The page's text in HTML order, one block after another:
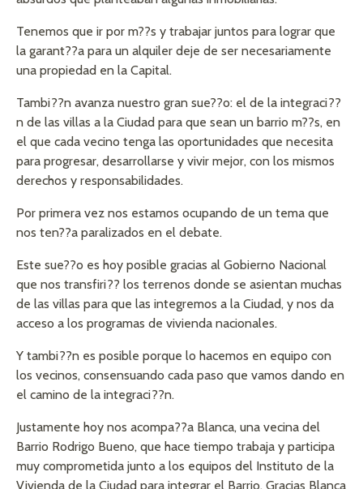
Tenemos que ir por m??s y trabajar juntos para lograr que
la garant??a para un alquiler deje de ser necesariamente
una propiedad en la Capital.
Tambi??n avanza nuestro gran sue??o: el de la integraci??
n de las villas a la Ciudad para que sean un barrio m??s, en
el que cada vecino tenga las oportunidades que necesita
para progresar, desarrollarse y vivir mejor, con los mismos
derechos y responsabilidades.
Por primera vez nos estamos ocupando de un tema que
nos ten??a paralizados en el debate.
Este sue??o es hoy posible gracias al Gobierno Nacional
que nos transfiri?? los terrenos donde se asientan muchas
de las villas para que las integremos a la Ciudad, y nos da
acceso a los programas de vivienda nacionales.
Y tambi??n es posible porque lo hacemos en equipo con
los vecinos, consensuando cada paso que vamos dando en
el camino de la integraci??n.
Justamente hoy nos acompa??a Blanca, una vecina del
Barrio Rodrigo Bueno, que hace tiempo trabaja y participa
muy comprometida junto a los equipos del Instituto de la
Vivienda de la Ciudad para integrar el Barrio. Gracias Blanca